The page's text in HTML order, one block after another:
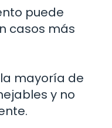
puede
casos más
mayoría de
y no